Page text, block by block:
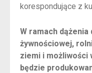
korespondujące z
W ramach
żywnościowej,
ziemi i możliwości
będzie